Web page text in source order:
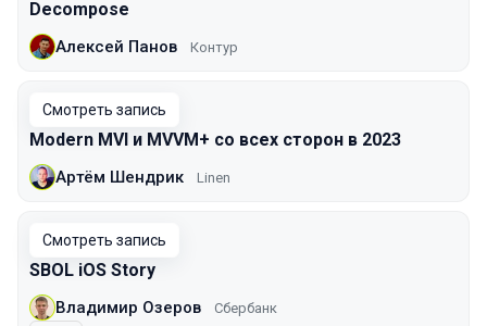
Decompose
Алексей Панов Контур
Смотреть запись
Modern MVI и MVVM+ со всех сторон в 2023
Артём Шендрик Linen
Смотреть запись
SBOL iOS Story
Владимир Озеров Сбербанк